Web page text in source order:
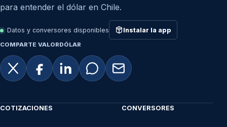
para entender el dólar en Chile.
Datos y conversores disponibles Instalar la app
COMPARTE VALORDÓLAR
COTIZACIONES CONVERSORES